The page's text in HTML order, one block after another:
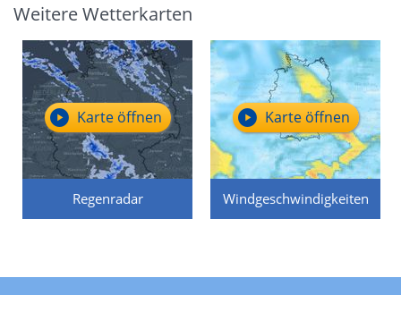
Weitere Wetterkarten
Regenradar
Karte öffnen
Windgeschwindigkeiten
Karte öffnen